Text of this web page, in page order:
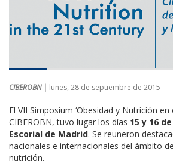
CIBEROBN | lunes, 28 de septiembre de 2015
El VII Simposium ‘Obesidad y Nutrición en
CIBEROBN, tuvo lugar los días 15 y 16
Escorial de Madrid. Se reuneron
nacionales e internacionales del ámbito
nutrición.